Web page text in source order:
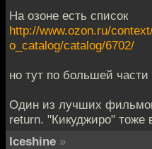
На озоне есть список
http://www.ozon.ru/
o_catalog/catalog/6702/
но тут по большей части
Один из лучших
return. "Кикуджиро" тоже
Iceshine »